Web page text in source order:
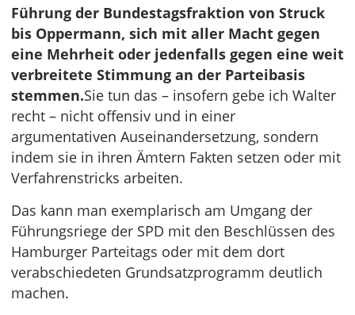
Führung der Bundestagsfraktion von Struck
bis Oppermann, sich mit aller Macht gegen
eine Mehrheit oder jedenfalls gegen eine weit
verbreitete Stimmung an der Parteibasis
stemmen.Sie tun das – insofern gebe ich Walter
recht – nicht offensiv und in einer
argumentativen Auseinandersetzung, sondern
indem sie in ihren Ämtern Fakten setzen oder mit
Verfahrenstricks arbeiten.
Das kann man exemplarisch am Umgang der
Führungsriege der SPD mit den Beschlüssen des
Hamburger Parteitags oder mit dem dort
verabschiedeten Grundsatzprogramm deutlich
machen.